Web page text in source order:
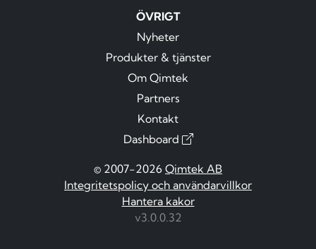
ÖVRIGT
Nyheter
Produkter & tjänster
Om Qimtek
Partners
Kontakt
Dashboard
© 2007-2026 Qimtek AB
Integritetspolicy och användarvillkor
Hantera kakor
v3.0.0.32